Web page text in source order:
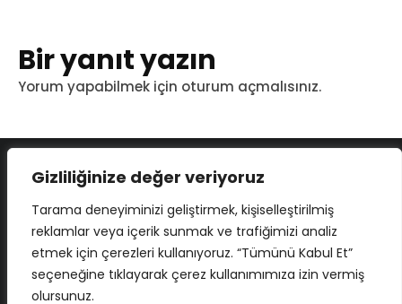
Gizliliğinize değer veriyoruz
Tarama deneyiminizi geliştirmek, kişiselleştirilmiş
reklamlar veya içerik sunmak ve trafiğimizi analiz
etmek için çerezleri kullanıyoruz. “Tümünü Kabul Et”
seçeneğine tıklayarak çerez kullanımımıza izin vermiş
olursunuz.
Bir yanıt yazın
Yorum yapabilmek için oturum açmalısınız.